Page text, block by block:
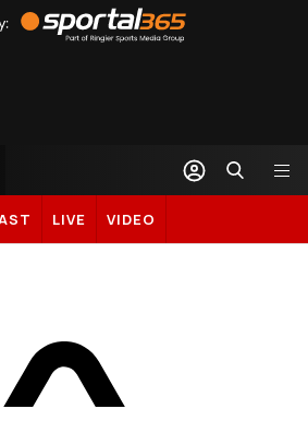
by
Sportal365
LIVE VIDEO